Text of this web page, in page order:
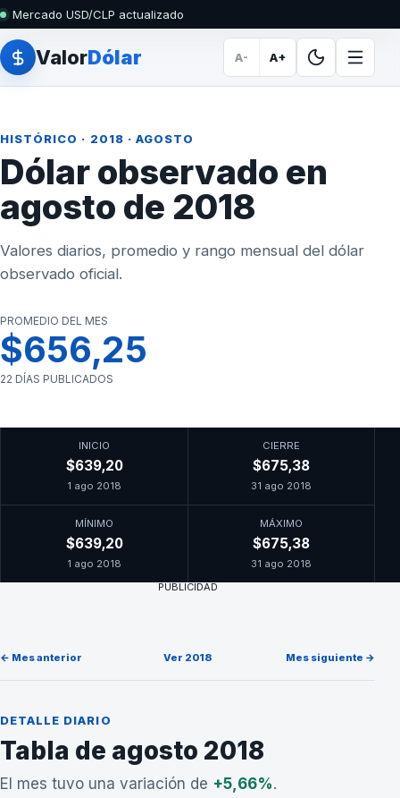
Mercado USD/CLP actualizado
ValorDólar A- A+
HISTÓRICO · 2018 · AGOSTO
Dólar observado en
agosto de 2018
Valores diarios, promedio y rango mensual del dólar
observado oficial.
PROMEDIO DEL MES
$656,25
22 DÍAS PUBLICADOS
INICIO
$639,20
1 ago 2018
CIERRE
$675,38
31 ago 2018
MÍNIMO
$639,20
1 ago 2018
MÁXIMO
$675,38
31 ago 2018
PUBLICIDAD
← Mes anterior Ver 2018 Mes siguiente →
DETALLE DIARIO
Tabla de agosto 2018
El mes tuvo una variación de +5,66%.